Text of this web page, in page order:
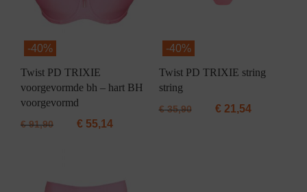
-40%
Twist PD TRIXIE
voorgevormde bh – hart BH
voorgevormd
€91,90 € 55,14
-40%
Twist PD TRIXIE string
string
€35,90 €21,54